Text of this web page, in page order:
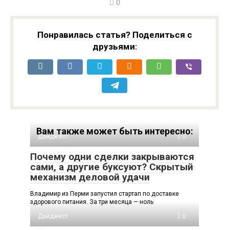
0
Понравилась статья? Поделиться с
друзьями:
Вам также может быть интересно:
Дайджест 0
Почему одни сделки закрываются
сами, а другие буксуют? Скрытый
механизм деловой удачи
Владимир из Перми запустил стартап по доставке
здорового питания. За три месяца — ноль
Дайджест
0